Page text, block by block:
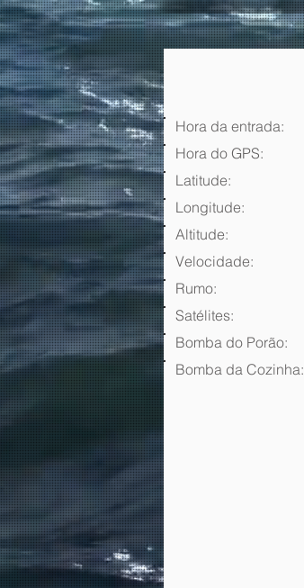
Hora da entrada:
Hora do GPS:
Latitude:
Longitude:
Altitude:
Velocidade:
Rumo:
Satélites:
Bomba do Porão:
Bomba da Cozinha: